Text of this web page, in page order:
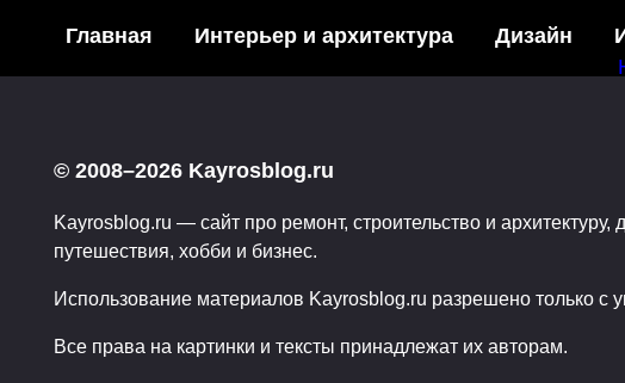
моменты подготовки
Главная Интерьер и архитектура Дизайн
© 2008–2026 Kayrosblog.ru
Kayrosblog.ru — сайт про ремонт, строительство и архитектуру,
путешествия, хобби и бизнес.
Использование материалов Kayrosblog.ru разрешено только с
Все права на картинки и тексты принадлежат их авторам.